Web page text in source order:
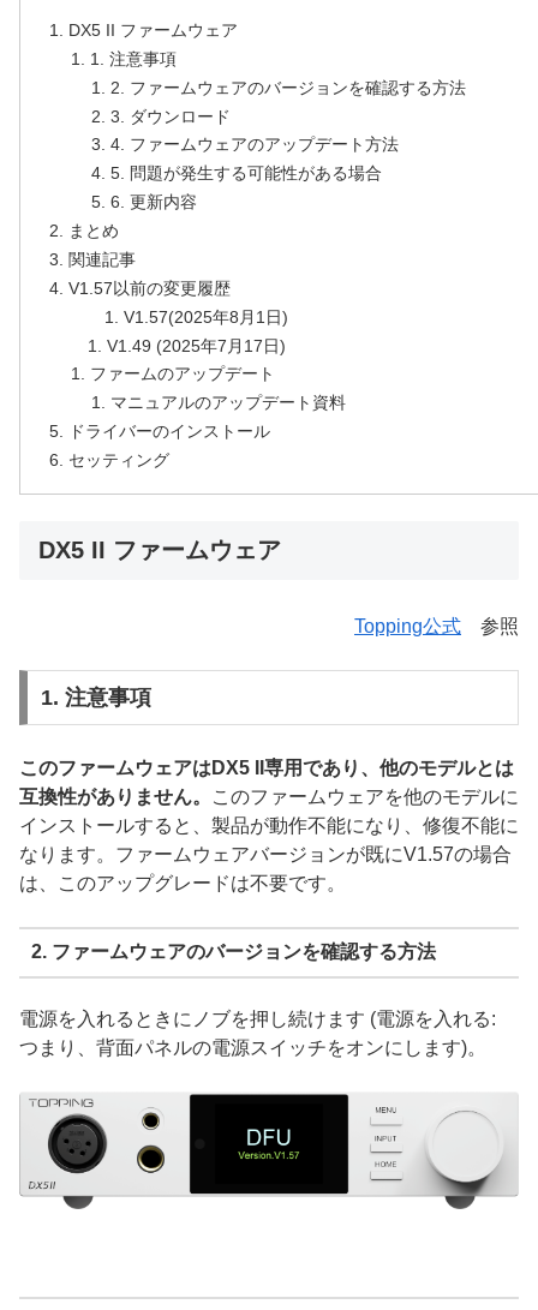
DX5 II ファームウェア
1. 注意事項
2. ファームウェアのバージョンを確認する方法
3. ダウンロード
4. ファームウェアのアップデート方法
‍5. 問題が発生する可能性がある場合
6. 更新内容
まとめ
関連記事
V1.57以前の変更履歴
V1.57(2025年8月1日)
V1.49 (2025年7月17日)
ファームのアップデート
マニュアルのアップデート資料
ドライバーのインストール
セッティング
DX5 II ファームウェア
Topping公式 参照
1. 注意事項
このファームウェアはDX5 II専用であり、他のモデルとは
互換性がありません。
このファームウェアを他のモデルに
インストールすると、製品が動作不能になり、修復不能に
なります。ファームウェアバージョンが既にV1.57の場合
は、このアップグレードは不要です。‍
2. ファームウェアのバージョンを確認する方法
電源を入れるときにノブを押し続けます (電源を入れる:
つまり、背面パネルの電源スイッチをオンにします)。